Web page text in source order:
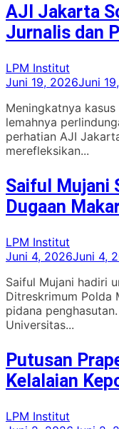
AJI Jakarta
Jurnalis dan
LPM Institut
Juni 19, 2026Juni
Meningkatnya
lemahnya
perhatian AJI
merefleksikan...
Saiful Mujani
Dugaan
LPM Institut
Juni 4, 2026Juni 4,
Saiful Mujani hadiri
Ditreskrimum Polda
pidana
Universitas...
Putusan
Kelalaian
LPM Institut